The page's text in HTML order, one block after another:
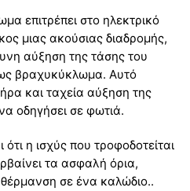
επιτρέπει στο ηλεκτρικό
μιας ακούσιας διαδρομής,
αύξηση της τάσης του
βραχυκύκλωμα. Αυτό
και ταχεία αύξηση της
οδηγήσει σε φωτιά.
η ισχύς που τροφοδοτείται
τα ασφαλή όρια,
σε ένα καλώδιο..